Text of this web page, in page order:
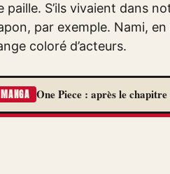
paille. S’ils vivaient dans
par exemple. Nami,
coloré d’acteurs.
One Piece : après le